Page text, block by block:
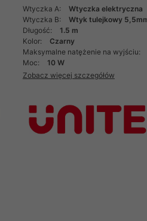
Następny
Wtyczka A:
Wtyczka elektryczna
Wtyczka B:
Wtyk tulejkowy
Długość:
1.5 m
Kolor:
Czarny
Maksymalne natężenie na wyjściu:
Moc:
10 W
Zobacz więcej szczegółów